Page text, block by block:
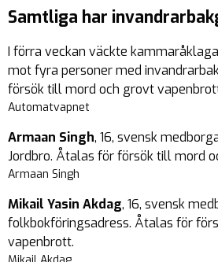
Samtliga har
I förra veckan väckte
mot fyra personer med
försök till mord och grovt
Automatvapnet
Armaan Singh, 16, svensk
Jordbro. Åtalas för försök till mord
Armaan Singh
Mikail Yasin Akdag, 16, svensk
folkbokföringsadress. Åtalas för
vapenbrott.